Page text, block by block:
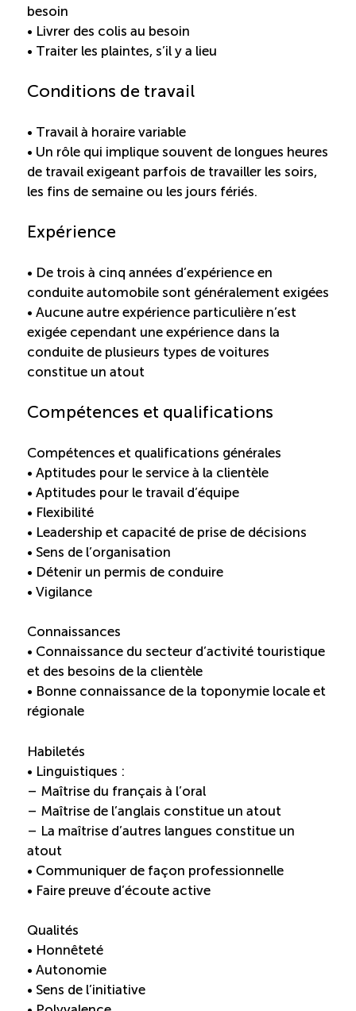
Diagnostic régional Nord-du-Québec
touristiques
Valorisation des métiers et carrières en tourisme
Entretien ménager : Évaluation – Pertinence de la
norme
Boomerang – Partage de ressources
Chantier sur la saisonnalité
Bassins de main-d’oeuvre diversifiés
Devenir membre
ÉTUDES
EN
INFOLETTRE
NOUVELLES
Facebook
LinkedInVimeo
besoin
• Livrer des colis au besoin
• Traiter les plaintes, s’il y a lieu
Conditions de travail
• Travail à horaire variable
• Un rôle qui implique souvent de longues heures
de travail exigeant parfois de travailler les soirs,
les fins de semaine ou les jours fériés.
Expérience
• De trois à cinq années d’expérience en
conduite automobile sont généralement exigées
• Aucune autre expérience particulière n’est
exigée cependant une expérience dans la
conduite de plusieurs types de voitures
constitue un atout
Compétences et qualifications
Compétences et qualifications générales
• Aptitudes pour le service à la clientèle
• Aptitudes pour le travail d’équipe
• Flexibilité
• Leadership et capacité de prise de décisions
• Sens de l’organisation
• Détenir un permis de conduire
• Vigilance
Connaissances
• Connaissance du secteur d’activité touristique
et des besoins de la clientèle
• Bonne connaissance de la toponymie locale et
régionale
Habiletés
• Linguistiques :
– Maîtrise du français à l’oral
– Maîtrise de l’anglais constitue un atout
– La maîtrise d’autres langues constitue un
atout
• Communiquer de façon professionnelle
• Faire preuve d’écoute active
Qualités
• Honnêteté
• Autonomie
• Sens de l’initiative